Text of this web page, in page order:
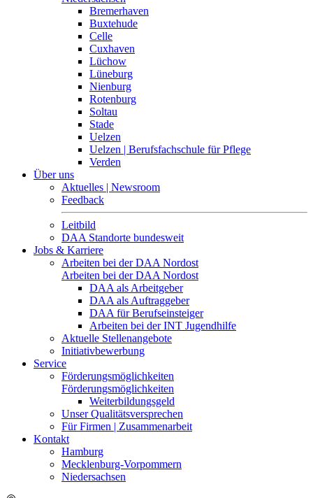
Bremerhaven
Buxtehude
Celle
Cuxhaven
Lüchow
Lüneburg
Nienburg
Rotenburg
Soltau
Stade
Uelzen
Uelzen | Berufsfachschule für Pflege
Verden
Über uns
Aktuelles | Newsroom
Feedback
Leitbild
DAA Standorte bundesweit
Jobs & Karriere
Arbeiten bei der DAA Nordost
Arbeiten bei der DAA Nordost
DAA als Arbeitgeber
DAA als Auftraggeber
DAA für Berufseinsteiger
Arbeiten bei der INT Jugendhilfe
Aktuelle Stellenangebote
Initiativbewerbung
Service
Förderungsmöglichkeiten
Förderungsmöglichkeiten
Weiterbildungsgeld
Unser Qualitätsversprechen
Für Firmen | Zusammenarbeit
Kontakt
Hamburg
Mecklenburg-Vorpommern
Niedersachsen